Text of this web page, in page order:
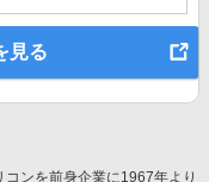
見る
ンを前身企業に1967年より